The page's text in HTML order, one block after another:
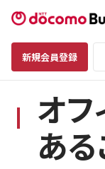
新規会員登録
オ
あ